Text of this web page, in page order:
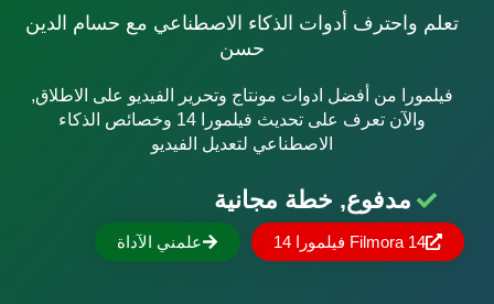
تعلم واحترف أدوات الذكاء الاصطناعي مع حسام الدين
حسن
فيلمورا من أفضل ادوات مونتاج وتحرير الفيديو على الاطلاق,
والآن تعرف على تحديث فيلمورا 14 وخصائص الذكاء
الاصطناعي لتعديل الفيديو
مدفوع, خطة مجانية
Filmora 14 فيلمورا 14 علمني الآداة